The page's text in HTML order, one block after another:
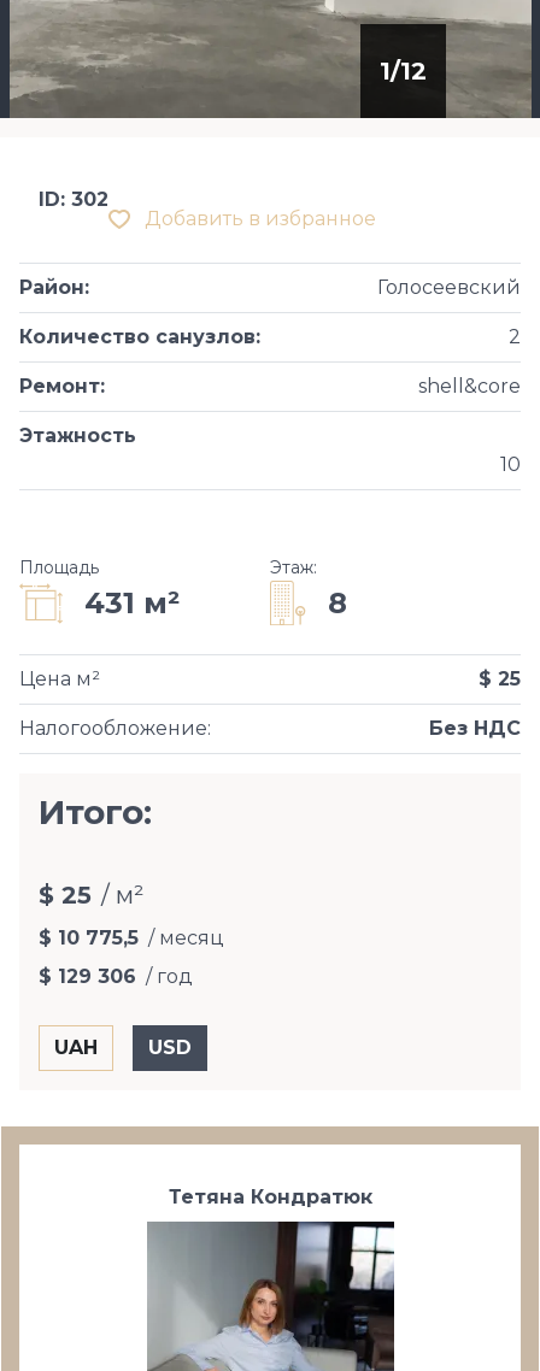
1/12
Добавить в избранное
ID: 302
Район: Голосеевский
Количество санузлов: 2
Ремонт: shell&core
Этажность
10
Площадь
431 м²
Этаж:
8
Налогообложение: Без НДС
Цена м² $ 25
Итого:
$ 25 / м²
$ 10 775,5 / месяц
$ 129 306 / год
Тетяна Кондратюк